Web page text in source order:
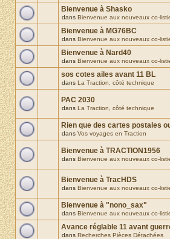
Bienvenue à Shasko
dans Bienvenue aux nouveaux co-
Bienvenue à MG76BC
dans Bienvenue aux nouveaux co-
Bienvenue à Nard40
dans Bienvenue aux nouveaux co-
sos cotes ailes avant 11 BL
dans La Traction, côté technique
PAC 2030
dans La Traction, côté technique
Rien que des cartes postales
dans Vos voyages en Traction
Bienvenue à TRACTION1956
dans Bienvenue aux nouveaux co-
Bienvenue à TracHDS
dans Bienvenue aux nouveaux co-
Bienvenue à "nono_sax"
dans Bienvenue aux nouveaux co-
Avance réglable 11 avant
dans Recherches Pièces Détachées